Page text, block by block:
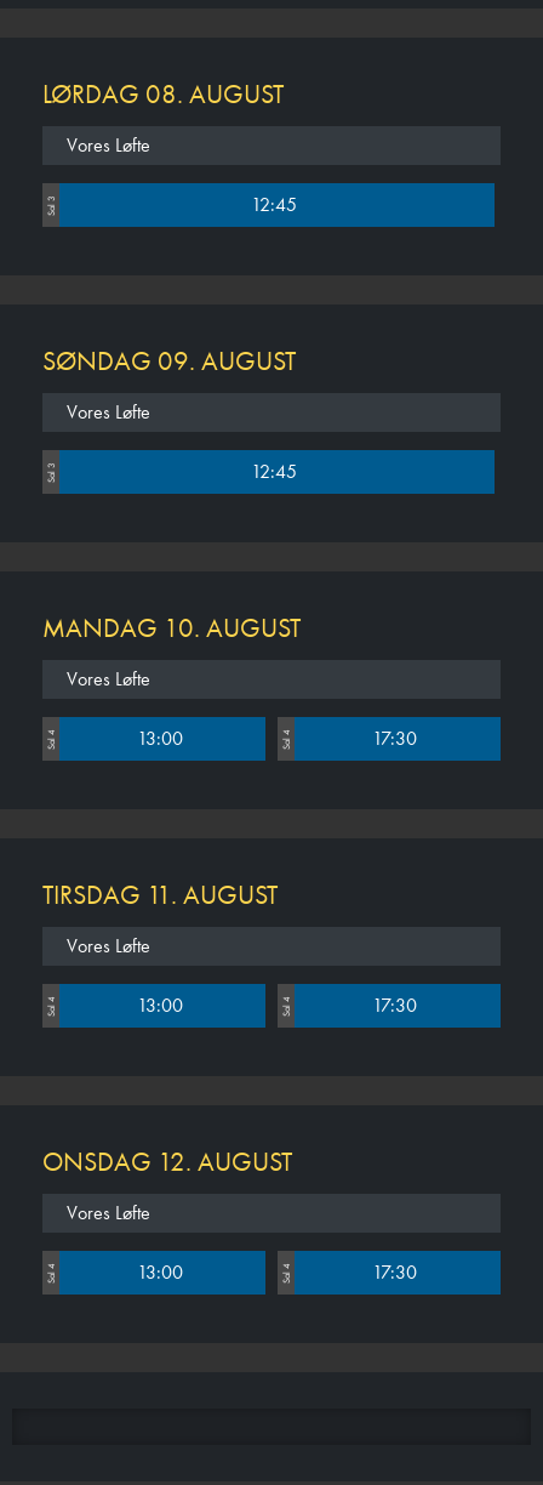
LØRDAG 08. AUGUST
Vores Løfte
Sal 3 12:45
SØNDAG 09. AUGUST
Vores Løfte
Sal 3 12:45
MANDAG 10. AUGUST
Vores Løfte
Sal 4 13:00 Sal 4 17:30
TIRSDAG 11. AUGUST
Vores Løfte
Sal 4 13:00 Sal 4 17:30
ONSDAG 12. AUGUST
Vores Løfte
Sal 4 13:00 Sal 4 17:30